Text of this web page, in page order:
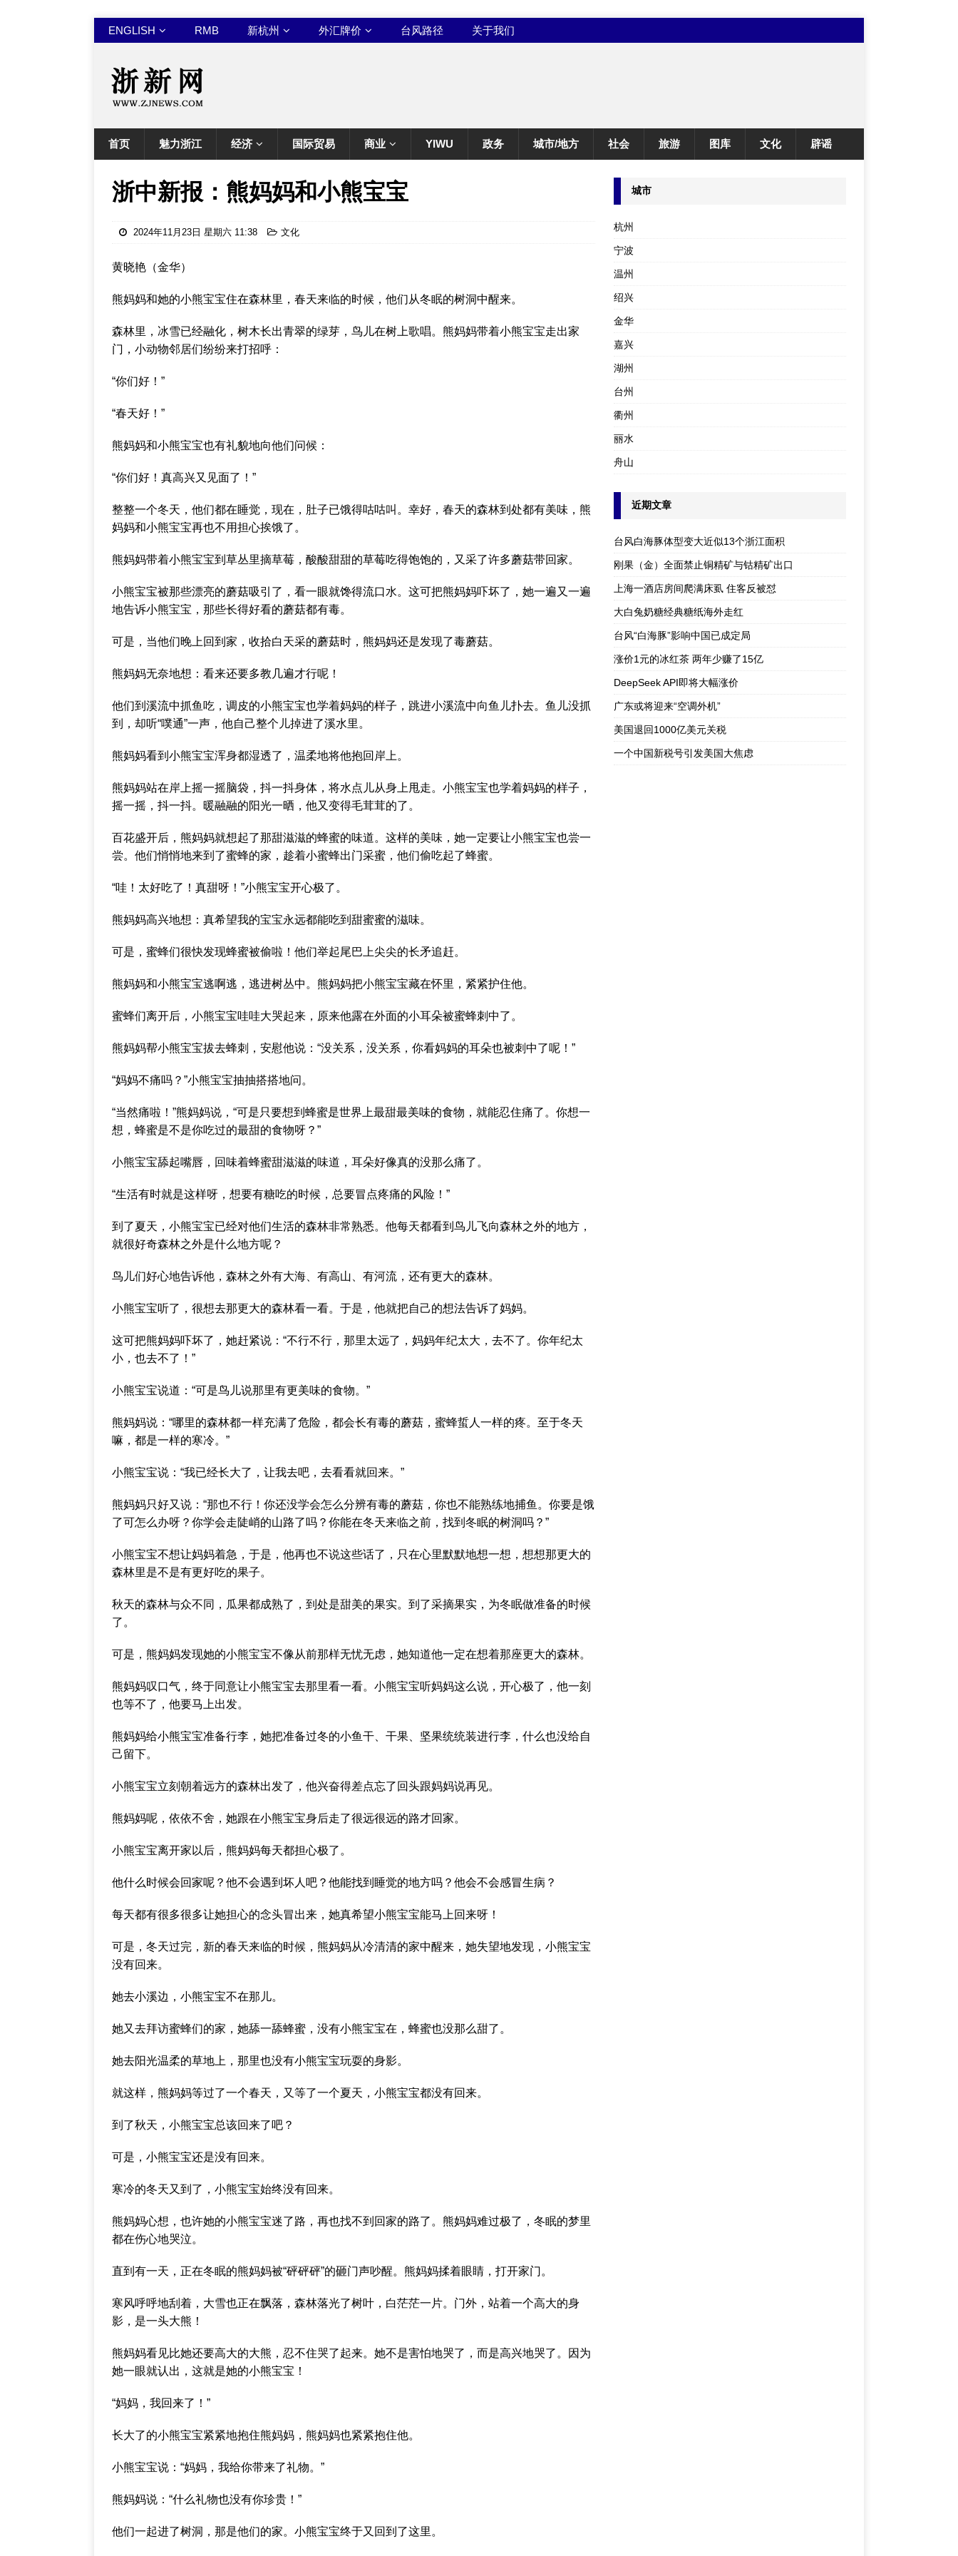
ENGLISH RMB 新杭州 外汇牌价 台风路径 关于我们
首页 魅力浙江 经济 国际贸易 商业 YIWU 政务 城市/地方 社会 旅游 图库 文化 辟谣
浙中新报：熊妈妈和小熊宝宝
2024年11月23日 星期六 11:38 文化
黄晓艳（金华）
熊妈妈和她的小熊宝宝住在森林里，春天来临的时候，他们从冬眠的树洞中醒来。
森林里，冰雪已经融化，树木长出青翠的绿芽，鸟儿在树上歌唱。熊妈妈带着小熊宝宝走出家
门，小动物邻居们纷纷来打招呼：
“你们好！”
“春天好！”
熊妈妈和小熊宝宝也有礼貌地向他们问候：
“你们好！真高兴又见面了！”
整整一个冬天，他们都在睡觉，现在，肚子已饿得咕咕叫。幸好，春天的森林到处都有美味，熊
妈妈和小熊宝宝再也不用担心挨饿了。
熊妈妈带着小熊宝宝到草丛里摘草莓，酸酸甜甜的草莓吃得饱饱的，又采了许多蘑菇带回家。
小熊宝宝被那些漂亮的蘑菇吸引了，看一眼就馋得流口水。这可把熊妈妈吓坏了，她一遍又一遍
地告诉小熊宝宝，那些长得好看的蘑菇都有毒。
可是，当他们晚上回到家，收拾白天采的蘑菇时，熊妈妈还是发现了毒蘑菇。
熊妈妈无奈地想：看来还要多教几遍才行呢！
他们到溪流中抓鱼吃，调皮的小熊宝宝也学着妈妈的样子，跳进小溪流中向鱼儿扑去。鱼儿没抓
到，却听“噗通”一声，他自己整个儿掉进了溪水里。
熊妈妈看到小熊宝宝浑身都湿透了，温柔地将他抱回岸上。
熊妈妈站在岸上摇一摇脑袋，抖一抖身体，将水点儿从身上甩走。小熊宝宝也学着妈妈的样子，
摇一摇，抖一抖。暖融融的阳光一晒，他又变得毛茸茸的了。
百花盛开后，熊妈妈就想起了那甜滋滋的蜂蜜的味道。这样的美味，她一定要让小熊宝宝也尝一
尝。他们悄悄地来到了蜜蜂的家，趁着小蜜蜂出门采蜜，他们偷吃起了蜂蜜。
“哇！太好吃了！真甜呀！”小熊宝宝开心极了。
熊妈妈高兴地想：真希望我的宝宝永远都能吃到甜蜜蜜的滋味。
可是，蜜蜂们很快发现蜂蜜被偷啦！他们举起尾巴上尖尖的长矛追赶。
熊妈妈和小熊宝宝逃啊逃，逃进树丛中。熊妈妈把小熊宝宝藏在怀里，紧紧护住他。
蜜蜂们离开后，小熊宝宝哇哇大哭起来，原来他露在外面的小耳朵被蜜蜂刺中了。
熊妈妈帮小熊宝宝拔去蜂刺，安慰他说：“没关系，没关系，你看妈妈的耳朵也被刺中了呢！”
“妈妈不痛吗？”小熊宝宝抽抽搭搭地问。
“当然痛啦！”熊妈妈说，“可是只要想到蜂蜜是世界上最甜最美味的食物，就能忍住痛了。你想一
想，蜂蜜是不是你吃过的最甜的食物呀？”
小熊宝宝舔起嘴唇，回味着蜂蜜甜滋滋的味道，耳朵好像真的没那么痛了。
“生活有时就是这样呀，想要有糖吃的时候，总要冒点疼痛的风险！”
到了夏天，小熊宝宝已经对他们生活的森林非常熟悉。他每天都看到鸟儿飞向森林之外的地方，
就很好奇森林之外是什么地方呢？
鸟儿们好心地告诉他，森林之外有大海、有高山、有河流，还有更大的森林。
小熊宝宝听了，很想去那更大的森林看一看。于是，他就把自己的想法告诉了妈妈。
这可把熊妈妈吓坏了，她赶紧说：“不行不行，那里太远了，妈妈年纪太大，去不了。你年纪太
小，也去不了！”
小熊宝宝说道：“可是鸟儿说那里有更美味的食物。”
熊妈妈说：“哪里的森林都一样充满了危险，都会长有毒的蘑菇，蜜蜂蜇人一样的疼。至于冬天
嘛，都是一样的寒冷。”
小熊宝宝说：“我已经长大了，让我去吧，去看看就回来。”
熊妈妈只好又说：“那也不行！你还没学会怎么分辨有毒的蘑菇，你也不能熟练地捕鱼。你要是饿
了可怎么办呀？你学会走陡峭的山路了吗？你能在冬天来临之前，找到冬眠的树洞吗？”
小熊宝宝不想让妈妈着急，于是，他再也不说这些话了，只在心里默默地想一想，想想那更大的
森林里是不是有更好吃的果子。
秋天的森林与众不同，瓜果都成熟了，到处是甜美的果实。到了采摘果实，为冬眠做准备的时候
了。
可是，熊妈妈发现她的小熊宝宝不像从前那样无忧无虑，她知道他一定在想着那座更大的森林。
熊妈妈叹口气，终于同意让小熊宝宝去那里看一看。小熊宝宝听妈妈这么说，开心极了，他一刻
也等不了，他要马上出发。
熊妈妈给小熊宝宝准备行李，她把准备过冬的小鱼干、干果、坚果统统装进行李，什么也没给自
己留下。
小熊宝宝立刻朝着远方的森林出发了，他兴奋得差点忘了回头跟妈妈说再见。
熊妈妈呢，依依不舍，她跟在小熊宝宝身后走了很远很远的路才回家。
小熊宝宝离开家以后，熊妈妈每天都担心极了。
他什么时候会回家呢？他不会遇到坏人吧？他能找到睡觉的地方吗？他会不会感冒生病？
每天都有很多很多让她担心的念头冒出来，她真希望小熊宝宝能马上回来呀！
可是，冬天过完，新的春天来临的时候，熊妈妈从冷清清的家中醒来，她失望地发现，小熊宝宝
没有回来。
她去小溪边，小熊宝宝不在那儿。
她又去拜访蜜蜂们的家，她舔一舔蜂蜜，没有小熊宝宝在，蜂蜜也没那么甜了。
她去阳光温柔的草地上，那里也没有小熊宝宝玩耍的身影。
就这样，熊妈妈等过了一个春天，又等了一个夏天，小熊宝宝都没有回来。
到了秋天，小熊宝宝总该回来了吧？
可是，小熊宝宝还是没有回来。
寒冷的冬天又到了，小熊宝宝始终没有回来。
熊妈妈心想，也许她的小熊宝宝迷了路，再也找不到回家的路了。熊妈妈难过极了，冬眠的梦里
都在伤心地哭泣。
直到有一天，正在冬眠的熊妈妈被“砰砰砰”的砸门声吵醒。熊妈妈揉着眼睛，打开家门。
寒风呼呼地刮着，大雪也正在飘落，森林落光了树叶，白茫茫一片。门外，站着一个高大的身
影，是一头大熊！
熊妈妈看见比她还要高大的大熊，忍不住哭了起来。她不是害怕地哭了，而是高兴地哭了。因为
她一眼就认出，这就是她的小熊宝宝！
“妈妈，我回来了！”
长大了的小熊宝宝紧紧地抱住熊妈妈，熊妈妈也紧紧抱住他。
小熊宝宝说：“妈妈，我给你带来了礼物。”
熊妈妈说：“什么礼物也没有你珍贵！”
他们一起进了树洞，那是他们的家。小熊宝宝终于又回到了这里。
城市
杭州
宁波
温州
绍兴
金华
嘉兴
湖州
台州
衢州
丽水
舟山
近期文章
台风白海豚体型变大近似13个浙江面积
刚果（金）全面禁止铜精矿与钴精矿出口
上海一酒店房间爬满床虱 住客反被怼
大白兔奶糖经典糖纸海外走红
台风“白海豚”影响中国已成定局
涨价1元的冰红茶 两年少赚了15亿
DeepSeek API即将大幅涨价
广东或将迎来“空调外机”
美国退回1000亿美元关税
一个中国新税号引发美国大焦虑